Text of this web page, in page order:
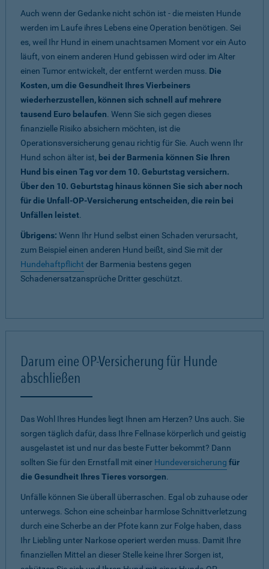
Auch wenn der Gedanke nicht schön ist - die meisten Hunde
werden im Laufe ihres Lebens eine Operation benötigen. Sei
es, weil Ihr Hund in einem unachtsamen Moment vor ein Auto
läuft, von einem anderen Hund gebissen wird oder im Alter
einen Tumor entwickelt, der entfernt werden muss. Die
Kosten, um die Gesundheit Ihres Vierbeiners
wiederherzustellen, können sich schnell auf mehrere
tausend Euro belaufen. Wenn Sie sich gegen dieses
finanzielle Risiko absichern möchten, ist die
Operationsversicherung genau richtig für Sie. Auch wenn Ihr
Hund schon älter ist, bei der Barmenia können Sie Ihren
Hund bis einen Tag vor dem 10. Geburtstag versichern.
Über den 10. Geburtstag hinaus können Sie sich aber noch
für die Unfall-OP-Versicherung entscheiden, die rein bei
Unfällen leistet.
Übrigens: Wenn Ihr Hund selbst einen Schaden verursacht,
zum Beispiel einen anderen Hund beißt, sind Sie mit der
Hundehaftpflicht der Barmenia bestens gegen
Schadenersatzansprüche Dritter geschützt.
Darum eine OP-Versicherung für Hunde
abschließen
Das Wohl Ihres Hundes liegt Ihnen am Herzen? Uns auch. Sie
sorgen täglich dafür, dass Ihre Fellnase körperlich und geistig
ausgelastet ist und nur das beste Futter bekommt? Dann
sollten Sie für den Ernstfall mit einer Hundeversicherung für
die Gesundheit Ihres Tieres vorsorgen.
Unfälle können Sie überall überraschen. Egal ob zuhause oder
unterwegs. Schon eine scheinbar harmlose Schnittverletzung
durch eine Scherbe an der Pfote kann zur Folge haben, dass
Ihr Liebling unter Narkose operiert werden muss. Damit Ihre
finanziellen Mittel an dieser Stelle keine Ihrer Sorgen ist,